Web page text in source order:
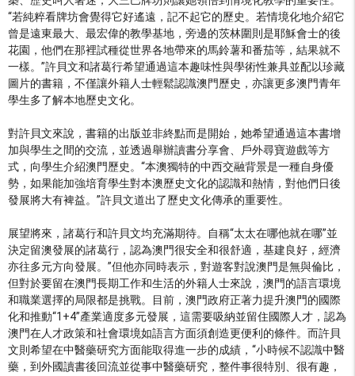
“若純粹看牌坊會覺得它好遙遠，記不起它的歷史。若情境化地介紹它
曾是遠東最大、最宏偉的教學基地，旁邊的茨林圍則是耶穌會士的後
花園，他們在那裡試種從世界各地帶來的馬鈴薯和番茄等，結果就不
一樣。”許貝文和諸葛行希望通過這本趣味性與學術性兼具並配以珍藏
圖片的書籍，不僅讓外籍人士輕鬆認識澳門歷史，亦讓更多澳門青年
學生多了解本地歷史文化。
對許貝文來說，書籍的出版並非終點而是開始，她希望通過這本書增
加與學生之間的交流，並透過舉辦讀書分享會、戶外尋寶遊戲等方
式，向學生介紹澳門歷史。“本澳獨特的中西交融背景是一種自身優
勢，如果能加強培育學生對本澳歷史文化的認識和熱情，對他們日後
發展將大有裨益。”許貝文道出了歷史文化傳承的重要性。
展望將來，諸葛行和許貝文均充滿期待。自稱“太太在哪他就在哪”並
決定留澳發展的諸葛行，認為澳門很安全和很舒適，基建良好，經濟
亦往多元方向發展。”但他亦同時表示，對遊客對說澳門是無與倫比，
但對於要留在澳門長期工作和生活的外籍人士來說，澳門的語言環境
和職業選擇的局限都是挑戰。目前，澳門政府正著力提升澳門的國際
化和推動“1+4”產業適度多元發展，這需要吸納並留住國際人才，認為
澳門在人才政策和社會環境如語言方面須創造更便利的條件。而許貝
文則希望在中醫藥研究方面能取得進一步的成績，“小時候不認識中醫
藥，到外國讀書後回流並從事中醫藥研究，整件事很特別、很有趣，